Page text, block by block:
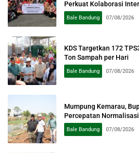
Perkuat Kolaborasi
Pengabdian kepada
Bale Bandung 07/08/2026
KDS Targetkan 172
Ton Sampah per Hari
Bale Bandung 07/08/2026
Mumpung Kemarau,
Percepatan
Bale Bandung 07/08/2026